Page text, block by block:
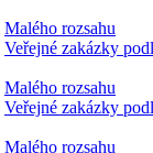
Malého rozsahu
Veřejné zakázky
Malého rozsahu
Veřejné zakázky
Malého rozsahu